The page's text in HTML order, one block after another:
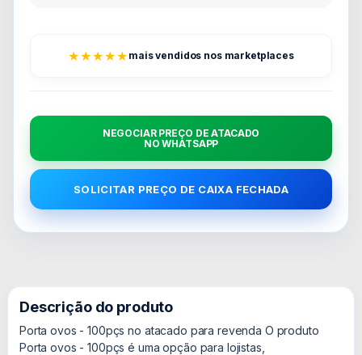
★★★★★ mais vendidos nos marketplaces
NEGOCIAR PREÇO DE ATACADO
NO WHATSAPP
SOLICITAR PREÇO DE CAIXA FECHADA
Descrição do produto
Porta ovos - 100pçs no atacado para revenda O produto
Porta ovos - 100pçs é uma opção para lojistas,